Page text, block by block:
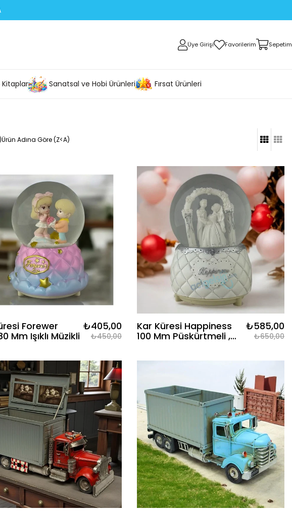
Üye Girişi Favorilerim Sepetim
Kitapları Sanatsal ve Hobi Ürünleri Fırsat Ürünleri
Ürün Adına Göre (Z<A)
Forewer
Mm Işıklı Müzikli
₺405,00
₺450,00
Kar Küresi Happiness
100 Mm Püskürtmeli ,
₺585,00
₺650,00